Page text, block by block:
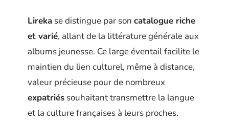
Lireka se distingue par son catalogue riche
et varié, allant de la littérature générale aux
albums jeunesse. Ce large éventail facilite le
maintien du lien culturel, même à distance,
valeur précieuse pour de nombreux
expatriés souhaitant transmettre la langue
et la culture françaises à leurs proches.